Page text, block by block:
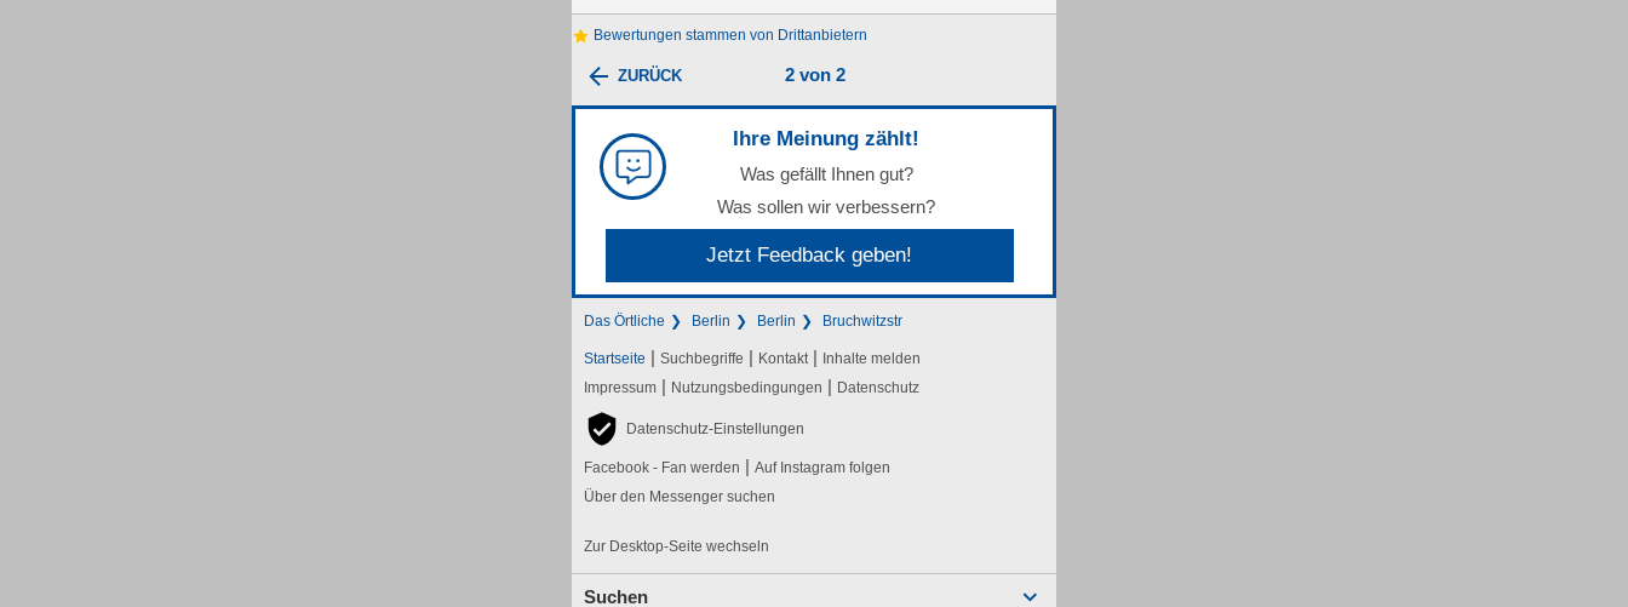
Bewertungen stammen von Drittanbietern
ZURÜCK 2 von 2
Ihre Meinung zählt!
Was gefällt Ihnen gut?
Was sollen wir verbessern?
Jetzt Feedback geben!
Das Örtliche Berlin Berlin Bruchwitzstr
Startseite | Suchbegriffe | Kontakt | Inhalte melden
Impressum | Nutzungsbedingungen | Datenschutz
Datenschutz-Einstellungen
Facebook - Fan werden | Auf Instagram folgen
Über den Messenger suchen
Zur Desktop-Seite wechseln
Suchen